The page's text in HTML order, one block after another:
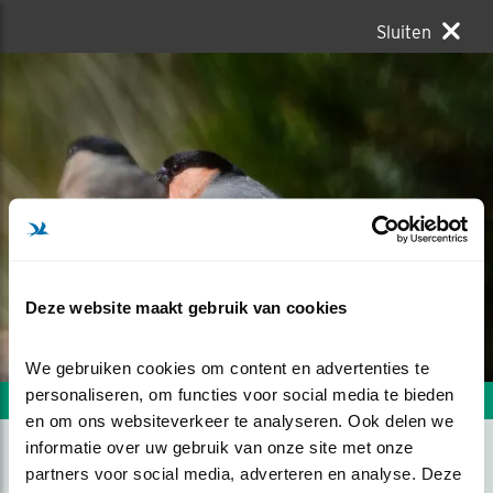
Deze website maakt gebruik van cookies
We gebruiken cookies om content en advertenties te
personaliseren, om functies voor social media te bieden
en om ons websiteverkeer te analyseren. Ook delen we
informatie over uw gebruik van onze site met onze
partners voor social media, adverteren en analyse. Deze
Sluiten
Volgende foto Vorige foto